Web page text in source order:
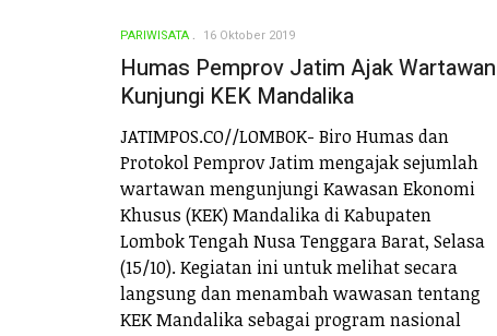
PARIWISATA 16 Oktober 2019
Humas Pemprov Jatim Ajak Wartawan
Kunjungi KEK Mandalika
JATIMPOS.CO//LOMBOK- Biro Humas dan
Protokol Pemprov Jatim mengajak sejumlah
wartawan mengunjungi Kawasan Ekonomi
Khusus (KEK) Mandalika di Kabupaten
Lombok Tengah Nusa Tenggara Barat, Selasa
(15/10). Kegiatan ini untuk melihat secara
langsung dan menambah wawasan tentang
KEK Mandalika sebagai program nasional